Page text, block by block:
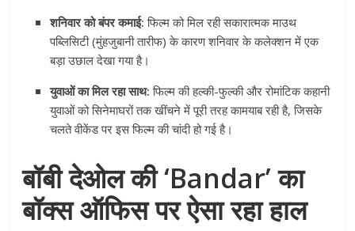
शनिवार को बंपर कमाई: फिल्म को मिल रही सकारात्मक माउथ
पब्लिसिटी (मुंहजुबानी तारीफ) के कारण शनिवार के कलेक्शन में एक
बड़ा उछाल देखा गया है।
युवाओं का मिल रहा साथ: फिल्म की हल्की-फुल्की और रोमांटिक कहानी
युवाओं को सिनेमाघरों तक खींचने में पूरी तरह कामयाब रही है, जिसके
चलते वीकेंड पर इस फिल्म की चांदी हो गई है।
बॉबी देओल की ‘Bandar’ का
बॉक्स ऑफिस पर ऐसा रहा हाल